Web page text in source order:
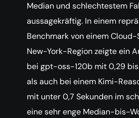
Median und schlechtestem
aussagekräftig. In einem
Benchmark von einem
New-York-Region zeigte ein
bei gpt-oss-120b mit 0,29
als auch bei einem Kimi-
mit unter 0,7 Sekunden im
eine sehr enge Median-bis-